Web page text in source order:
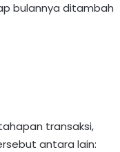
bulannya ditambah
transaksi,
antara lain: